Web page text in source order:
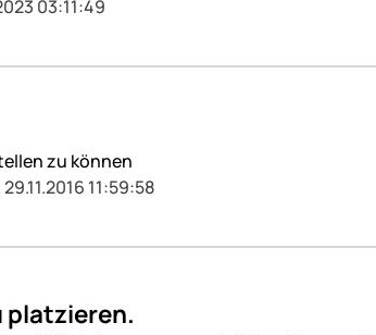
03:11:49
zu können
11:59:58
platzieren.